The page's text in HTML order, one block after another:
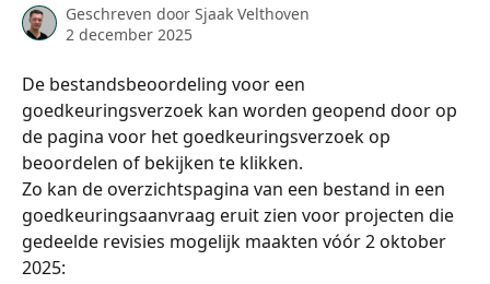
Geschreven door Sjaak Velthoven
2 december 2025
De bestandsbeoordeling voor een
goedkeuringsverzoek kan worden geopend door op
de pagina voor het goedkeuringsverzoek op
beoordelen of bekijken te klikken.
Zo kan de overzichtspagina van een bestand in een
goedkeuringsaanvraag eruit zien voor projecten die
gedeelde revisies mogelijk maakten vóór 2 oktober
2025: